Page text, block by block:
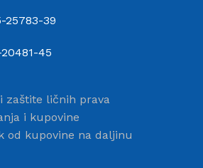
25783-39
45
zaštite ličnih prava
i kupovine
od kupovine na daljinu